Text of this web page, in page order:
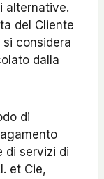
alternative.
del Cliente
si considera
dalla
di
di servizi di
et Cie,